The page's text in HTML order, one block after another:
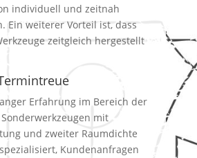
individuell und zeitnah
Ein weiterer Vorteil ist, dass
zeitgleich hergestellt
Erfahrung im Bereich der
mit
und zweiter Raumdichte
Kundenanfragen